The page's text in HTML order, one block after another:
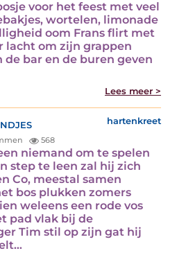
voor het feest met veel
wortelen, limonade
oom Frans flirt met
lacht om zijn grappen
de bar en de buren geven
Lees meer >
hartenkreet
568
niemand om te spelen
step te leen zal hij zich
Co, meestal samen
bos plukken zomers
weleens een rode vos
pad vlak bij de
Tim stil op zijn gat hij